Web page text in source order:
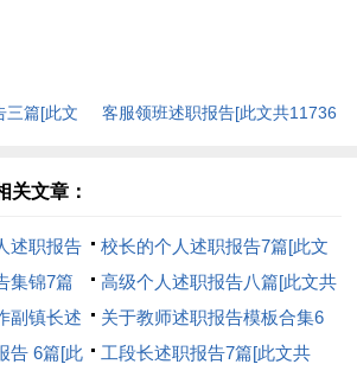
三篇[此文
客服领班述职报告[此文共11736
关文章：
述职报告
校长的个人述职报告7篇[此文
共17548字]
集锦7篇
高级个人述职报告八篇[此文共
12780字]
副镇长述
字]
关于教师述职报告模板合集6
篇[此文共9952字]
告 6篇[此 工段长述职报告7篇[此文共